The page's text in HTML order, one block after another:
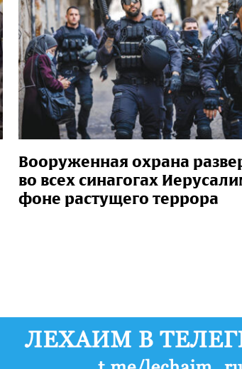
Вооруженная охрана
во всех синагогах
фоне растущего террора